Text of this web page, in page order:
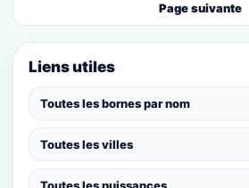
Page suivante
Liens utiles
Toutes les bornes par nom
Toutes les villes